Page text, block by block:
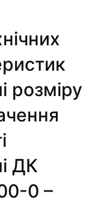
розміру
ДК
0 –